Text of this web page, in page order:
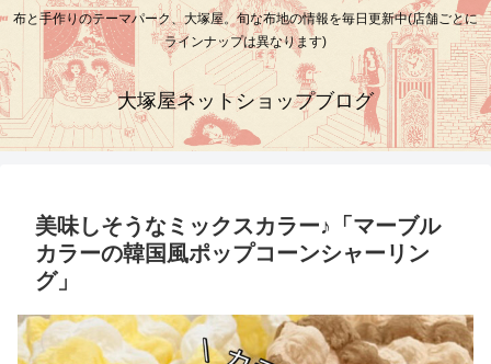
布と手作りのテーマパーク、大塚屋。旬な布地の情報を毎日更新中(店舗ごとに
ラインナップは異なります)
大塚屋ネットショップブログ
美味しそうなミックスカラー♪「マーブル
カラーの韓国風ポップコーンシャーリン
グ」